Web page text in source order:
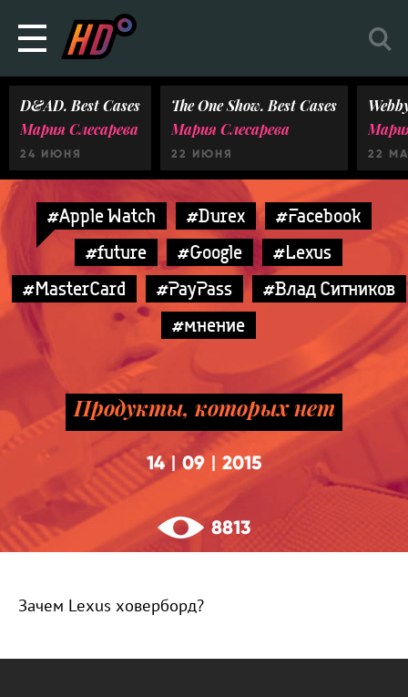
D&AD. Best Cases
Мария Слесарева
24 ИЮНЯ
The One Show. Best Cases
Мария Слесарева
22 ИЮНЯ 22
#Apple Watch #Durex
#Facebook
#future
#Google
#Lexus
#MasterСard
#PayPass
#Влад Ситников
#мнение
Продукты, которых нет
14| 09 2015
8813
Зачем Lexus ховерборд?